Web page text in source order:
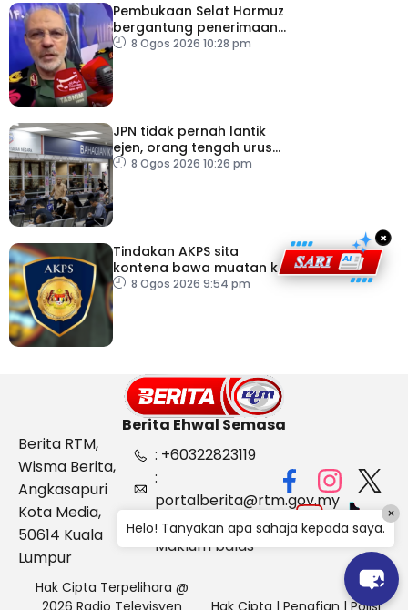
Pembukaan Selat Hormuz
bergantung penerimaan
AS – IRGC
8 Ogos 2026 10:28 pm
JPN tidak pernah lantik
ejen, orang tengah urus
dokumentasi
8 Ogos 2026 10:26 pm
Tindakan AKPS sita
kontena bawa muatan ke
Israel bukti ketegasan
8 Ogos 2026 9:54 pm
×
Berita Ehwal Semasa
Berita RTM,
Wisma Berita,
Angkasapuri
Kota Media,
50614 Kuala
Lumpur
: +60322823119
:
portalberita@rtm.gov.my
: Aduan &
Maklum balas
Hak Cipta Terpelihara @
2026 Radio Televisyen
Hak Cipta | Penafian | Polisi
Helo! Tanyakan apa sahaja kepada saya.
×